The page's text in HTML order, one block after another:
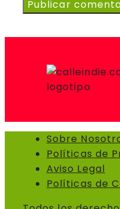
Sobre
Políticas de
Aviso Legal
Políticas de